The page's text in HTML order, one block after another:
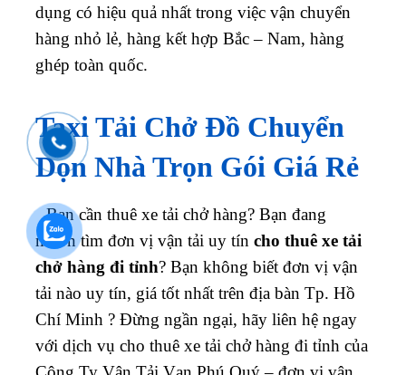
dụng có hiệu quả nhất trong việc vận chuyển
hàng nhỏ lẻ, hàng kết hợp Bắc – Nam, hàng
ghép toàn quốc.
Taxi Tải Chở Đồ Chuyển
Dọn Nhà Trọn Gói Giá Rẻ
Bạn cần thuê xe tải chở hàng? Bạn đang
muốn tìm đơn vị vận tải uy tín cho thuê xe tải
chở hàng đi tỉnh? Bạn không biết đơn vị vận
tải nào uy tín, giá tốt nhất trên địa bàn Tp. Hồ
Chí Minh ? Đừng ngần ngại, hãy liên hệ ngay
với dịch vụ cho thuê xe tải chở hàng đi tỉnh của